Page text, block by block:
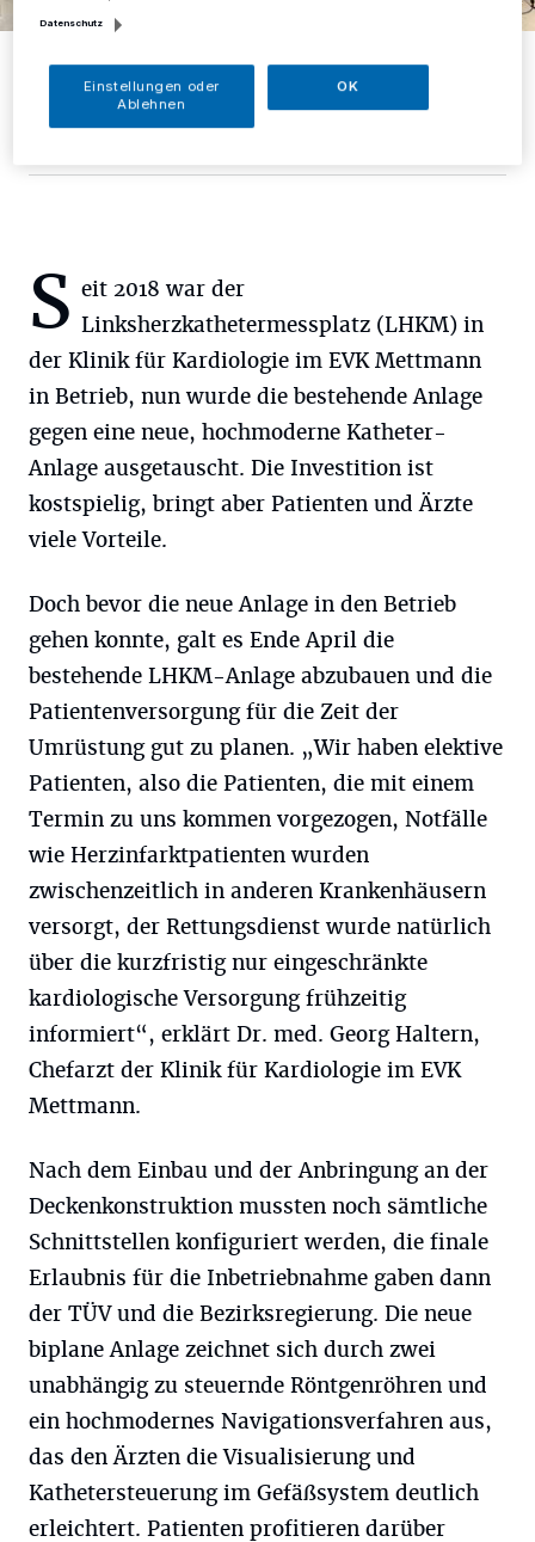
Haltern, Oberärztin Dr. med. Eva Schmitz, Oberarzt Petros
Kolliopoulos, Oberarzt Dr. med. Thomas Oetken und Oberarzt Dr.
med. Hassan Jandali.
Foto: EVK Mettmann
S eit 2018 war der
Linksherzkathetermessplatz (LHKM) in
der Klinik für Kardiologie im EVK Mettmann
in Betrieb, nun wurde die bestehende Anlage
gegen eine neue, hochmoderne Katheter-
Anlage ausgetauscht. Die Investition ist
kostspielig, bringt aber Patienten und Ärzte
viele Vorteile.
Doch bevor die neue Anlage in den Betrieb
gehen konnte, galt es Ende April die
bestehende LHKM-Anlage abzubauen und die
Patientenversorgung für die Zeit der
Umrüstung gut zu planen. „Wir haben elektive
Patienten, also die Patienten, die mit einem
Termin zu uns kommen vorgezogen, Notfälle
wie Herzinfarktpatienten wurden
zwischenzeitlich in anderen Krankenhäusern
versorgt, der Rettungsdienst wurde natürlich
über die kurzfristig nur eingeschränkte
kardiologische Versorgung frühzeitig
informiert“, erklärt Dr. med. Georg Haltern,
Chefarzt der Klinik für Kardiologie im EVK
Mettmann.
Nach dem Einbau und der Anbringung an der
Deckenkonstruktion mussten noch sämtliche
Schnittstellen konfiguriert werden, die finale
Erlaubnis für die Inbetriebnahme gaben dann
der TÜV und die Bezirksregierung. Die neue
biplane Anlage zeichnet sich durch zwei
unabhängig zu steuernde Röntgenröhren und
ein hochmodernes Navigationsverfahren aus,
das den Ärzten die Visualisierung und
Kathetersteuerung im Gefäßsystem deutlich
erleichtert. Patienten profitieren darüber
Datenschutz
Einstellungen oder
Ablehnen
OK